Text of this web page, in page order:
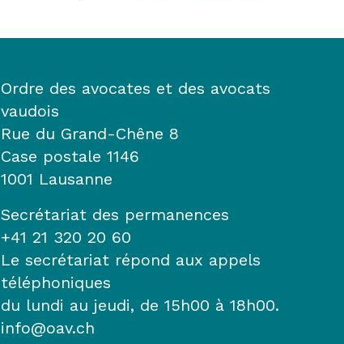
Ordre des avocates et des avocats
vaudois
Rue du Grand-Chêne 8
Case postale 1146
1001 Lausanne
Secrétariat des permanences
+41 21 320 20 60
Le secrétariat répond aux appels
téléphoniques
du lundi au jeudi, de 15h00 à 18h00.
info@oav.ch